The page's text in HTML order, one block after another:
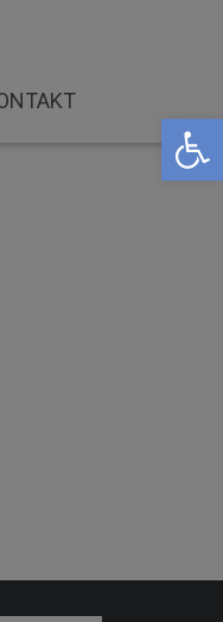
Open toolbar